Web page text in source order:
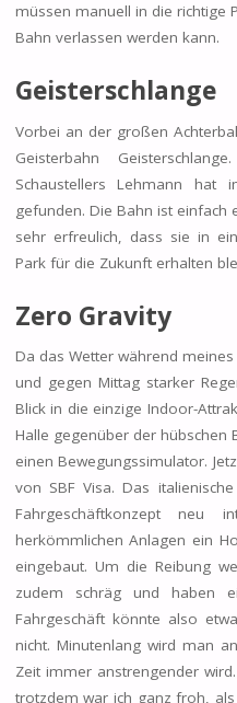
müssen manuell in die richtige
Bahn verlassen werden kann.
Geisterschlange
Vorbei an der großen
Geisterbahn
Schaustellers Lehmann hat
gefunden. Die Bahn ist einfach
sehr erfreulich, dass sie in
Park für die Zukunft erhalten
Zero Gravity
Da das Wetter während
und gegen Mittag starker
Blick in die einzige Indoor-
Halle gegenüber der
einen Bewegungssimulator.
von SBF Visa. Das
Fahrgeschäftkonzept
herkömmlichen Anlagen ein
eingebaut. Um die Reibung
zudem schräg und haben
Fahrgeschäft könnte also
nicht. Minutenlang wird man
Zeit immer anstrengender
trotzdem war ich ganz froh,